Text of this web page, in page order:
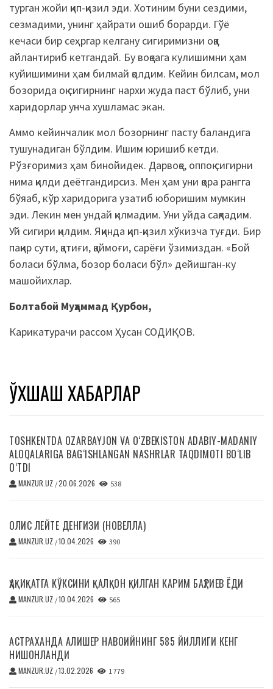
турган жойи қип-қизил эди. Хотиним буни сездими,
сезмадими, унинг ҳайрати ошиб борарди. Гўё
кечаси бир сеҳргар келгану сигиримизни оққа
айлантириб кетгандай. Бу воқеага кулишимни ҳам
куйишимини ҳам билмай қолдим. Кейин билсам, мол
бозорида оқ сигирнинг нархи жуда паст бўлиб, уни
харидорлар унча хушламас экан.
Аммо кейинчалик мол бозорнинг пасту баландига
тушунадиган бўлдим. Ишим юришиб кетди.
Рўзғоримиз ҳам бинойидек. Дарвоқе, оппоқ сигирни
нима қилди деётгандирсиз. Мен ҳам уни қора рангга
бўяаб, кўр харидорига узатиб юборишим мумкин
эди. Лекин мен ундай қилмадим. Уни уйда сақладим.
Уй сигири қилдим. Яқинда қип-қизил хўкизча туғди. Бир
пақир сути, қатиғи, қаймоғи, сарёғи ўзимиздан. «Бой
боласи бўлма, бозор боласи бўл» дейишган-ку
машойихлар.
Болтабой Муҳаммад Қурбон,
Карикатурачи рассом Ҳусан СОДИҚОВ.
ЎХШАШ ХАБАРЛАР
TOSHKENTDA OZARBAYJON VA O‘ZBEKISTON ADABIY-MADANIY
ALOQALARIGA BAG‘ISHLANGAN NASHRLAR TAQDIMOTI BO‘LIB
O‘TDI
MANZUR.UZ /20.06.2026 538
ОЛИС ЛЕЙТЕ ДЕНГИЗИ (НОВЕЛЛА)
MANZUR.UZ /10.04.2026 390
ҲАҚИҚАТГА КЎКСИНИ ҚАЛҚОН ҚИЛГАН КАРИМ БАҲРИЕВ ЁДИ
MANZUR.UZ /10.04.2026 565
АСТРАХАНДА АЛИШЕР НАВОИЙНИНГ 585 ЙИЛЛИГИ КЕНГ
НИШОНЛАНДИ
MANZUR.UZ /13.02.2026 1 779